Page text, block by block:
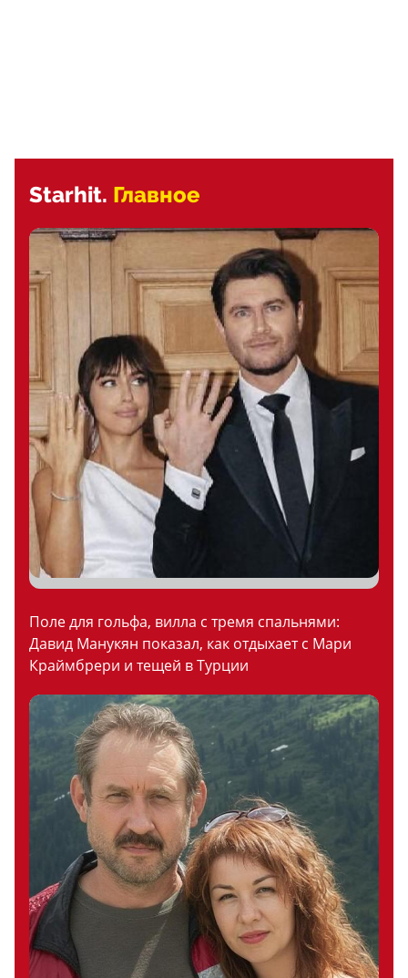
Starhit. Главное
Поле для гольфа, вилла с тремя спальнями:
Давид Манукян показал, как отдыхает с Мари
Краймбрери и тещей в Турции